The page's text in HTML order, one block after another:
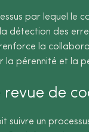
par lequel le
des
la
la pérennité et la
de
suivre un